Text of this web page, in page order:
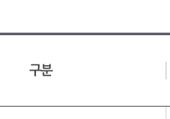
구분